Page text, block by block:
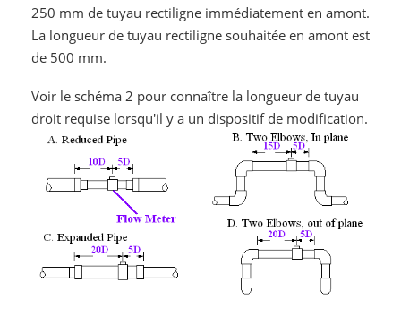
250 mm de tuyau rectiligne immédiatement en amont.
La longueur de tuyau rectiligne souhaitée en amont est
de 500 mm.
Voir le schéma 2 pour connaître la longueur de tuyau
droit requise lorsqu'il y a un dispositif de modification.